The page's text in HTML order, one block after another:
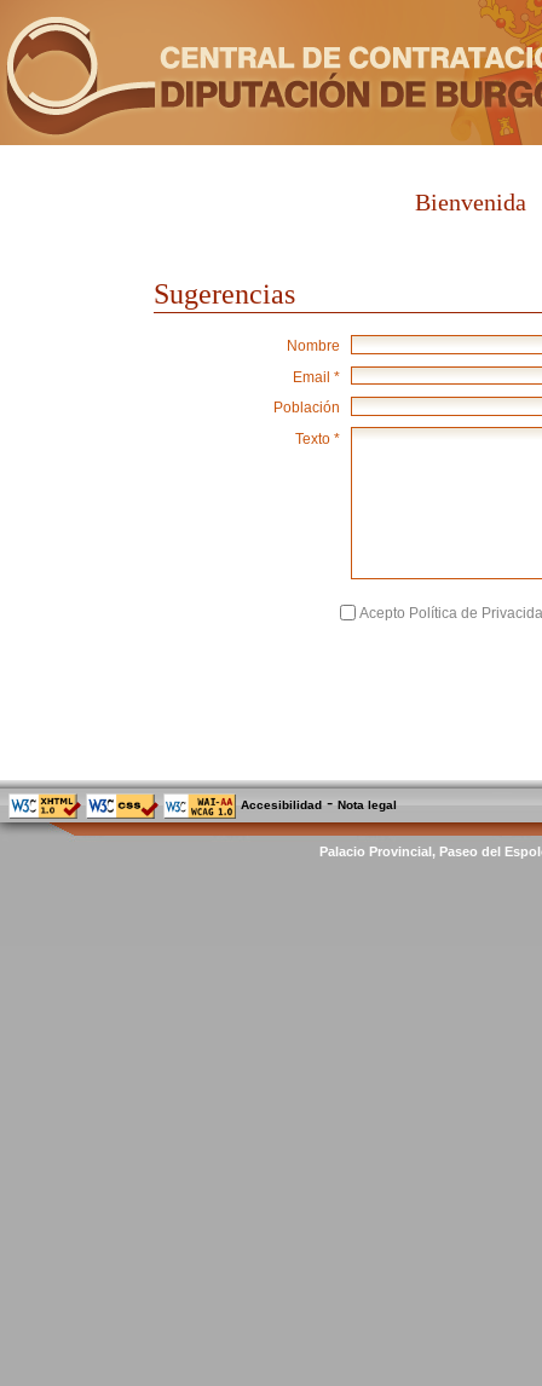
Bienvenida
Sugerencias
Nombre
Email *
Población
Texto *
Acepto Política de
Accesibilidad -Nota legal
Palacio Provincial, Paseo del